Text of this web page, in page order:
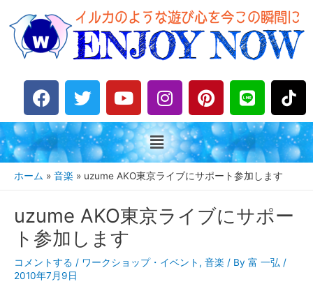
F
a
c
e
b
o
k
T
w
i
t
t
e
Y
o
u
t
u
b
I
n
s
t
a
g
a
m
P
i
n
t
e
r
s
t
L
i
n
e
ホーム 音楽 uzume AKO東京ライブにサポート参加します
uzume AKO東京ライブにサポー
ト参加します
コメントする / ワークショップ・イベント , 音楽 / By 富 一弘 /
2010年7月9日